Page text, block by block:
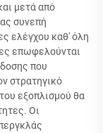
μετά από
συνεπή
ελέγχου καθ' όλη
επωφελούνται
που
στρατηγικό
εξοπλισμού θα
Οι